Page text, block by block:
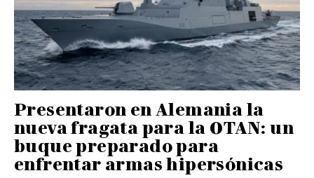
Presentaron en Alemania la
nueva fragata para la OTAN: un
buque preparado para
enfrentar armas hipersónicas